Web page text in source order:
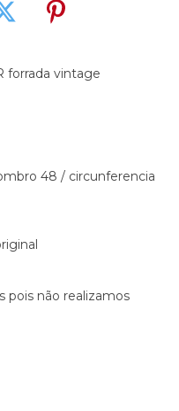
forrada vintage
48 / circunferencia
pois não realizamos